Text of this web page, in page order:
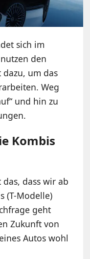
sich im
den
um das
Weg
und hin zu
Kombis
dass wir ab
(T-Modelle)
geht
Zukunft von
Autos wohl